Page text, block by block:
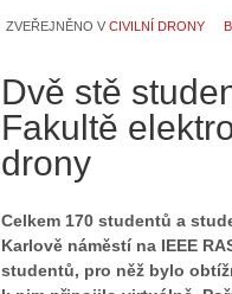
ZVEŘEJNĚNO V CIVILNÍ DRONY
Dvě stě
Fakultě
drony
Celkem 170 studentů a
Karlově náměstí na IEEE
studentů, pro něž bylo